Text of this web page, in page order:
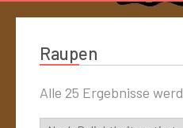
Raupen
Alle 25 Ergebnisse